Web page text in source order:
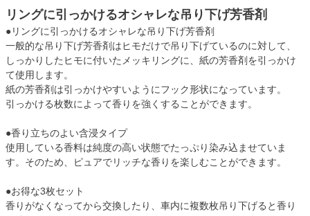
リングに引っかけるオシャレな吊り下げ芳香剤
●リングに引っかけるオシャレな吊り下げ芳香剤
一般的な吊り下げ芳香剤はヒモだけで吊り下げているのに対して、
しっかりしたヒモに付いたメッキリングに、紙の芳香剤を引っかけ
て使用します。
紙の芳香剤は引っかけやすいようにフック形状になっています。
引っかける枚数によって香りを強くすることができます。
●香り立ちのよい含浸タイプ
使用している香料は純度の高い状態でたっぷり染み込ませていま
す。そのため、ピュアでリッチな香りを楽しむことができます。
●お得な3枚セット
香りがなくなってから交換したり、車内に複数枚吊り下げると香り